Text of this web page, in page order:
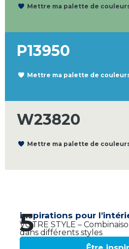
Mettre ma palette de
P13950
Mettre ma palette de
W23820
Mettre ma palette de
5
inspirations pour
VOTRE STYLE –
dans différents styles